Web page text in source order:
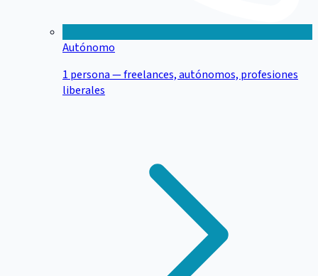
Autónomo
1 persona — freelances, autónomos, profesiones
liberales